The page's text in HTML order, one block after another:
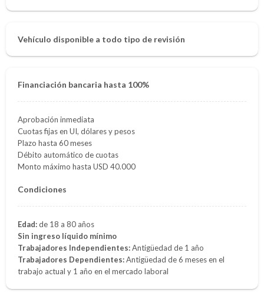
Vehículo disponible a todo tipo de revisión
Financiación bancaria hasta 100%
Aprobación inmediata
Cuotas fijas en UI, dólares y pesos
Plazo hasta 60 meses
Débito automático de cuotas
Monto máximo hasta USD 40.000
Condiciones
Edad:de 18 a 80 años
Sin ingreso líquido mínimo
Trabajadores Independientes:Antigüedad de 1 año
Trabajadores Dependientes:Antigüedad de 6 meses en el
trabajo actual y 1 año en el mercado laboral